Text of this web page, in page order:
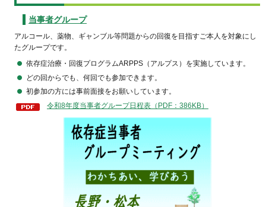
当事者グループ
アルコール、薬物、ギャンブル等問題からの回復を目指すご本人を対象にし
たグループです。
依存症治療・回復プログラムARPPS（アルプス）を実施しています。
どの回からでも、何回でも参加できます。
初参加の方には事前面接をお願いしています。
令和8年度当事者グループ日程表（PDF：386KB）